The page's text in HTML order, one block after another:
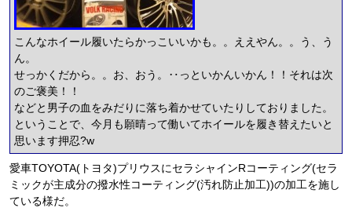
こんなホイール履いたらかっこいいかも。。ええやん。。う、う
ん。
せっかくだから。。お、おう。‥っといかんいかん！！それは次
のご褒美！！
などと男子の血をみだりに落ち着かせていたりしておりました。
ということで、今月も願晴って働いてホイールを履き替えたいと
思います押忍?w
愛車TOYOTA(トヨタ)プリウスにセラシャインRコーティング(セラ
ミックが主成分の撥水性コーティング(汚れ防止加工))の加工を施し
ている様だ。